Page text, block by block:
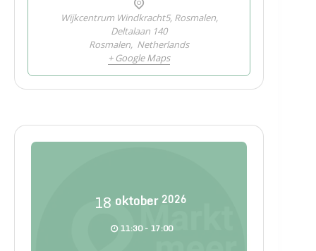
Wijkcentrum Windkracht5, Rosmalen,
Deltalaan 140
Rosmalen, Netherlands
+ Google Maps
18 oktober 2026
11:30 - 17:00